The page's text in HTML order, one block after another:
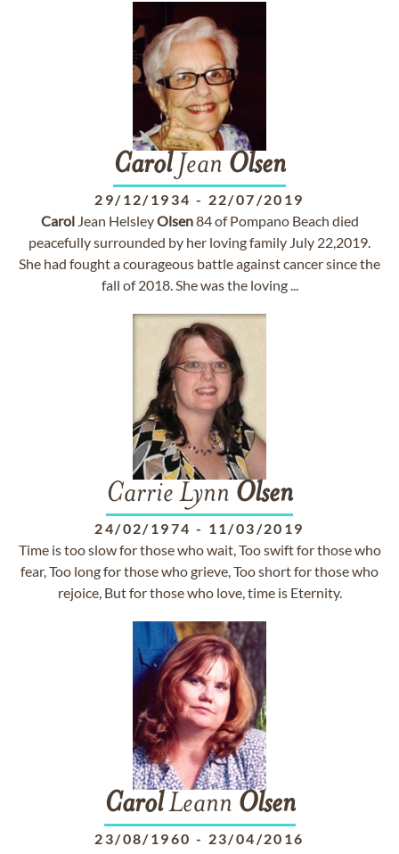
CarolJean Olsen
29/12/1934 - 22/07/2019
CarolJean HelsleyOlsen84 of Pompano Beach died
peacefully surrounded by her loving family July 22,2019.
She had fought a courageous battle against cancer since the
fall of 2018. She was the loving ...
Carrie Lynn Olsen
24/02/1974 - 11/03/2019
Time is too slow for those who wait, Too swift for those who
fear, Too long for those who grieve, Too short for those who
rejoice, But for those who love, time is Eternity.
CarolLeann Olsen
23/08/1960 - 23/04/2016